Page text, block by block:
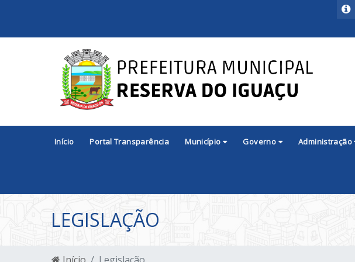
Início Portal Transparência Município Governo Administração
LEGISLAÇÃO
Início Legislação